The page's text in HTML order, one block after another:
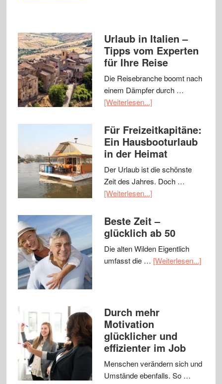
Urlaub in Italien –
Tipps vom Experten
für Ihre Reise
Die Reisebranche boomt nach
einem Dämpfer durch …
[Weiterlesen...]
Für Freizeitkapitäne:
Ein Hausbooturlaub
in der Heimat
Der Urlaub ist die schönste
Zeit des Jahres. Doch …
[Weiterlesen...]
Beste Zeit –
glücklich ab 50
Die alten Wilden Eigentlich
umfasst die … [Weiterlesen...]
Durch mehr
Motivation
glücklicher und
effizienter im Job
Menschen verändern sich und
Umstände ebenfalls. So …